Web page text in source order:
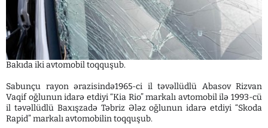
Bakıda iki avtomobil toqquşub.
Sabunçu rayon ərazisində1965-ci il təvəllüdlü Abasov Rizvan
Vaqif oğlunun idarə etdiyi “Kia Rio” markalı avtomobil ilə 1993-cü
il təvəllüdlü Baxışzadə Təbriz Ələz oğlunun idarə etdiyi “Skoda
Rapid” markalı avtomobilin toqquşub.